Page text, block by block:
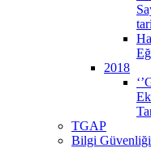
2018
TGAP
Bilgi Güvenliği